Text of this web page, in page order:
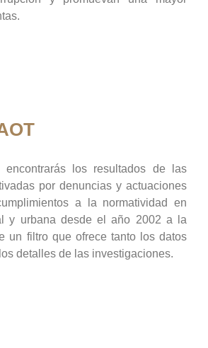
encontrarás los resultados de las
por denuncias y actuaciones
a la normatividad en
y urbana desde el año 2002 a la
un filtro que ofrece tanto los datos
detalles de las investigaciones.